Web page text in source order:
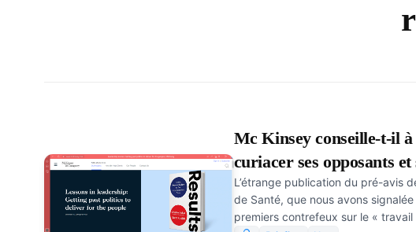
Mc Kinsey conseille-t-il
curiacer ses opposants et
?
L’étrange publication du pré-avis
de Santé, que nous avons
premiers contrefeux sur le « travail